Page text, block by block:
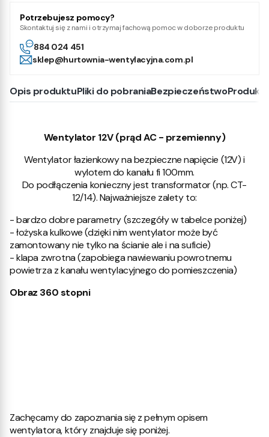
Potrzebujesz pomocy?
Skontaktuj się z nami i otrzymaj fachową pomoc w doborze produktu
884 024 451
sklep@hurtownia-wentylacyjna.com.pl
Opis produktuPliki do pobraniaBezpieczeństwo
Wentylator 12V (prąd AC - przemienny)
Wentylator łazienkowy na bezpieczne napięcie (12V) i
wylotem do kanału fi 100mm.
Do podłączenia konieczny jest transformator (np. CT-
12/14). Najważniejsze zalety to:
- bardzo dobre parametry (szczegóły w tabelce poniżej)
- łożyska kulkowe (dzięki nim wentylator może być
zamontowany nie tylko na ścianie ale i na suficie)
- klapa zwrotna (zapobiega nawiewaniu powrotnemu
powietrza z kanału wentylacyjnego do pomieszczenia)
Obraz 360 stopni
Zachęcamy do zapoznania się z pełnym opisem
wentylatora, który znajduje się poniżej.